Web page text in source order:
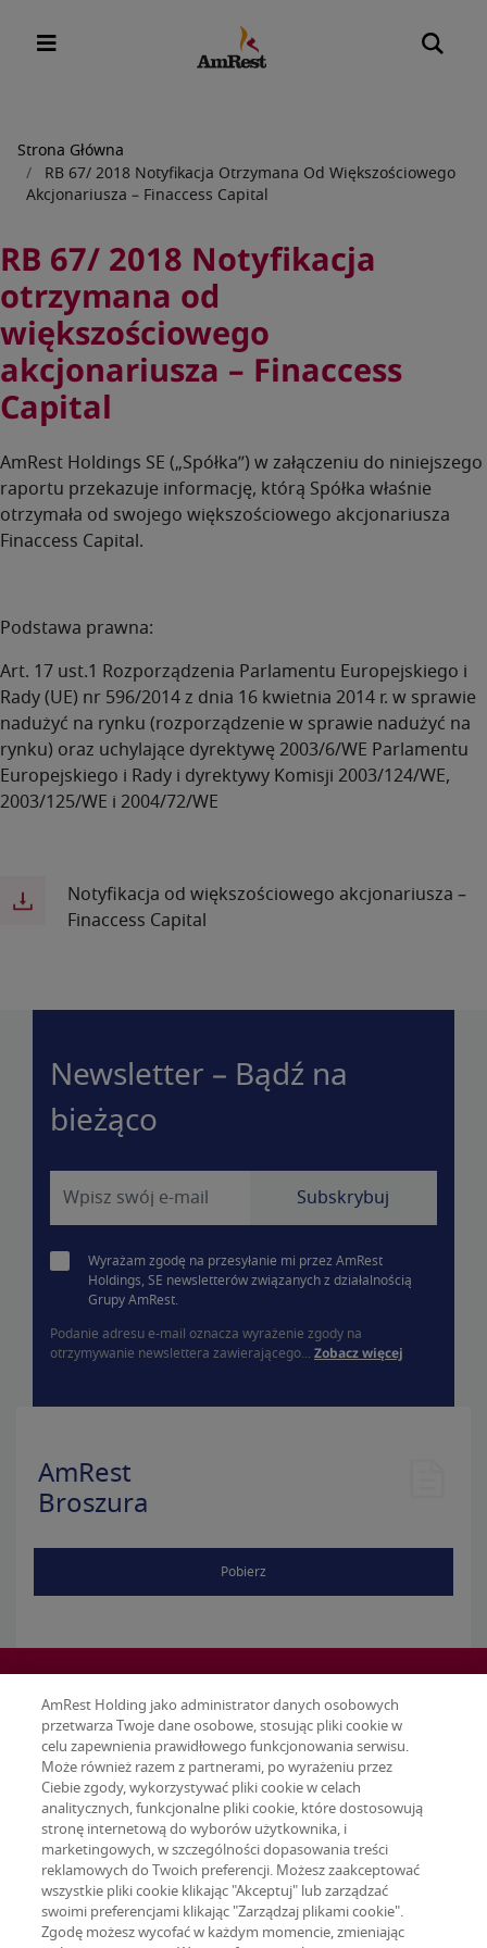
Ścieżka
nawigacyjna
Strona Główna
RB 67/ 2018 Notyfikacja Otrzymana Od Większościowego
Akcjonariusza – Finaccess Capital
RB 67/ 2018 Notyfikacja
otrzymana od
większościowego
akcjonariusza – Finaccess
Capital
AmRest Holdings SE („Spółka”) w załączeniu do niniejszego
raportu przekazuje informację, którą Spółka właśnie
otrzymała od swojego większościowego akcjonariusza
Finaccess Capital.
Podstawa prawna:
Art. 17 ust.1 Rozporządzenia Parlamentu Europejskiego i
Rady (UE) nr 596/2014 z dnia 16 kwietnia 2014 r. w sprawie
nadużyć na rynku (rozporządzenie w sprawie nadużyć na
rynku) oraz uchylające dyrektywę 2003/6/WE Parlamentu
Europejskiego i Rady i dyrektywy Komisji 2003/124/WE,
2003/125/WE i 2004/72/WE
Notyfikacja od większościowego akcjonariusza –
Finaccess Capital
Newsletter – Bądź na
bieżąco
Wyrażam zgodę na przesyłanie mi przez AmRest
Holdings, SE newsletterów związanych z działalnością
Grupy AmRest.
Podanie adresu e-mail oznacza wyrażenie zgody na
otrzymywanie newslettera zawierającego... Zobacz więcej
AmRest
Broszura
Pobierz
AmRest Holding jako administrator danych osobowych
przetwarza Twoje dane osobowe, stosując pliki cookie w
celu zapewnienia prawidłowego funkcjonowania serwisu.
Może również razem z partnerami, po wyrażeniu przez
Ciebie zgody, wykorzystywać pliki cookie w celach
analitycznych, funkcjonalne pliki cookie, które dostosowują
stronę internetową do wyborów użytkownika, i
marketingowych, w szczególności dopasowania treści
reklamowych do Twoich preferencji. Możesz zaakceptować
wszystkie pliki cookie klikając "Akceptuj" lub zarządzać
swoimi preferencjami klikając "Zarządzaj plikami cookie".
Zgodę możesz wycofać w każdym momencie, zmieniając